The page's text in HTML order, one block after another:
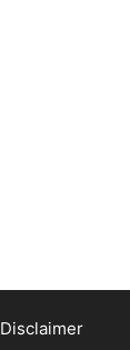
Disclaimer